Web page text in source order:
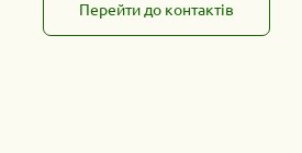
Перейти до контактів